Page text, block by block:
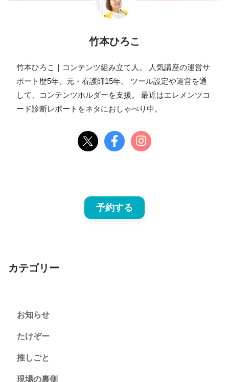
竹本ひろこ
竹本ひろこ｜コンテンツ組み立て人。 人気講座の運営サ
ポート歴5年、元・看護師15年。 ツール設定や運営を通
して、コンテンツホルダーを支援。 最近はエレメンツコ
ード診断レポートをネタにおしゃべり中。
予約する
カテゴリー
お知らせ
たけぞー
推しごと
現場の裏側